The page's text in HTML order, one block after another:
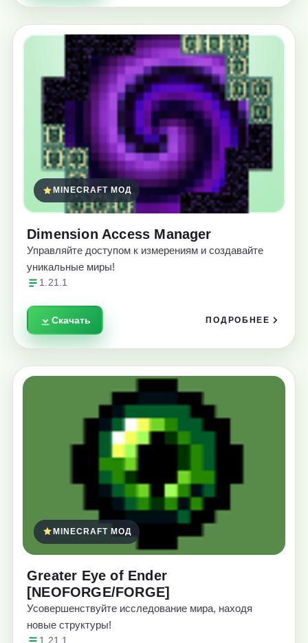
MINECRAFT МОД
Dimension Access Manager
Управляйте доступом к измерениям и создавайте
уникальные миры!
1.21.1
Скачать ПОДРОБНЕЕ
MINECRAFT МОД
Greater Eye of Ender
[NEOFORGE/FORGE]
Усовершенствуйте исследование мира, находя
новые структуры!
1.21.1